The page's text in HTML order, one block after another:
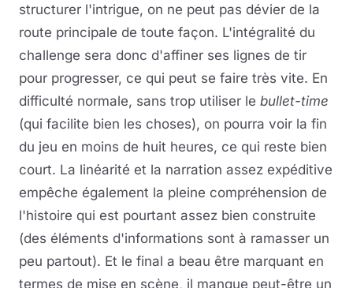
structurer l'intrigue, on ne peut pas dévier de la
route principale de toute façon. L'intégralité du
challenge sera donc d'affiner ses lignes de tir
pour progresser, ce qui peut se faire très vite. En
difficulté normale, sans trop utiliser le bullet-time
(qui facilite bien les choses), on pourra voir la fin
du jeu en moins de huit heures, ce qui reste bien
court. La linéarité et la narration assez expéditive
empêche également la pleine compréhension de
l'histoire qui est pourtant assez bien construite
(des éléments d'informations sont à ramasser un
peu partout). Et le final a beau être marquant en
termes de mise en scène, il manque peut-être un